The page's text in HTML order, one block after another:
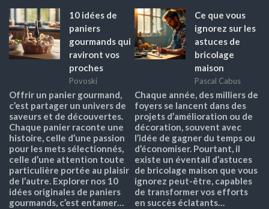
10 idées de
paniers
gourmands qui
raviront vos
proches
Povoski
Offrir un panier gourmand,
c’est partager un univers de
saveurs et de découvertes.
Chaque panier raconte une
histoire, celle d’une passion
pour les mets sélectionnés,
celle d’une attention toute
particulière portée au plaisir
de l’autre. Explorer nos 10
idées originales de paniers
gourmands, c’est entamer…
Ce que vous
ignorez sur les
astuces de
bricolage
maison
Pascal Cabus
Chaque année, des milliers de
foyers se lancent dans des
projets d’amélioration ou de
décoration, souvent avec
l’idée de gagner du temps ou
d’économiser. Pourtant, il
existe un éventail d’astuces
de bricolage maison que vous
ignorez peut-être, capables
de transformer vos efforts
en succès éclatants…